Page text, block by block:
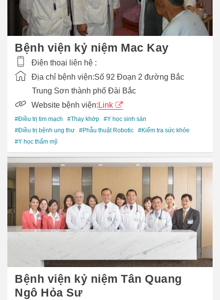
Bệnh viện kỷ niệm Mac Kay
Điện thoại liên hệ :
Địa chỉ bệnh viện:Số 92 Đoạn 2 đường Bắc
Trung Sơn thành phố Đài Bắc
Website bệnh viện: Link
#Điều trị tim mạch #Thay khớp
#Y học sinh sản
#Điều trị bệnh ung thư
#Phẫu thuật Robotic
#Kiểm tra sức khỏe
#Y học thẩm mỹ
Bệnh viện kỷ niệm Tân Quang
Ngô Hỏa Sư